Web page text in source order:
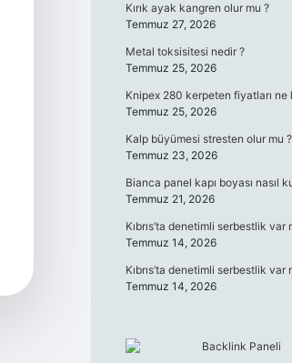
Kırık ayak kangren olur mu ?
Temmuz 27, 2026
Metal toksisitesi nedir ?
Temmuz 25, 2026
Knipex 280 kerpeten fiyatları ne
Temmuz 25, 2026
Kalp büyümesi stresten olur mu ?
Temmuz 23, 2026
Bianca panel kapı boyası nasıl
Temmuz 21, 2026
Kıbrıs’ta denetimli serbestlik var
Temmuz 14, 2026
Kıbrıs’ta denetimli serbestlik var
Temmuz 14, 2026